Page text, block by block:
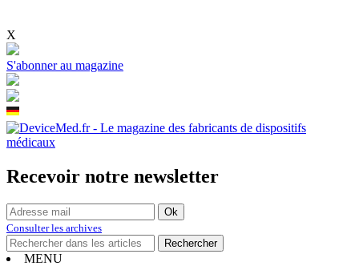
X
S'abonner au magazine
Recevoir notre newsletter
Consulter les archives
MENU